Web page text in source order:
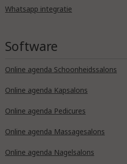
Whatsapp integratie
Software
Online agenda Schoonheidssalons
Online agenda Kapsalons
Online agenda Pedicures
Online agenda Massagesalons
Online agenda Nagelsalons